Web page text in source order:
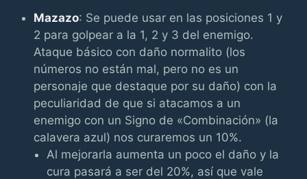
Mazazo: Se puede usar en las posiciones 1 y
2 para golpear a la 1, 2 y 3 del enemigo.
Ataque básico con daño normalito (los
números no están mal, pero no es un
personaje que destaque por su daño) con la
peculiaridad de que si atacamos a un
enemigo con un Signo de «Combinación» (la
calavera azul) nos curaremos un 10%.
Al mejorarla aumenta un poco el daño y la
cura pasará a ser del 20%, así que vale